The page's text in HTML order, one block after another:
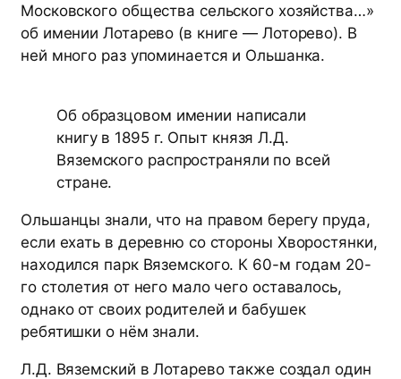
Московского общества сельского хозяйства…»
об имении Лотарево (в книге — Лоторево). В
ней много раз упоминается и Ольшанка.
Об образцовом имении написали
книгу в 1895 г. Опыт князя Л.Д.
Вяземского распространяли по всей
стране.
Ольшанцы знали, что на правом берегу пруда,
если ехать в деревню со стороны Хворостянки,
находился парк Вяземского. К 60-м годам 20-
го столетия от него мало чего оставалось,
однако от своих родителей и бабушек
ребятишки о нём знали.
Л.Д. Вяземский в Лотарево также создал один